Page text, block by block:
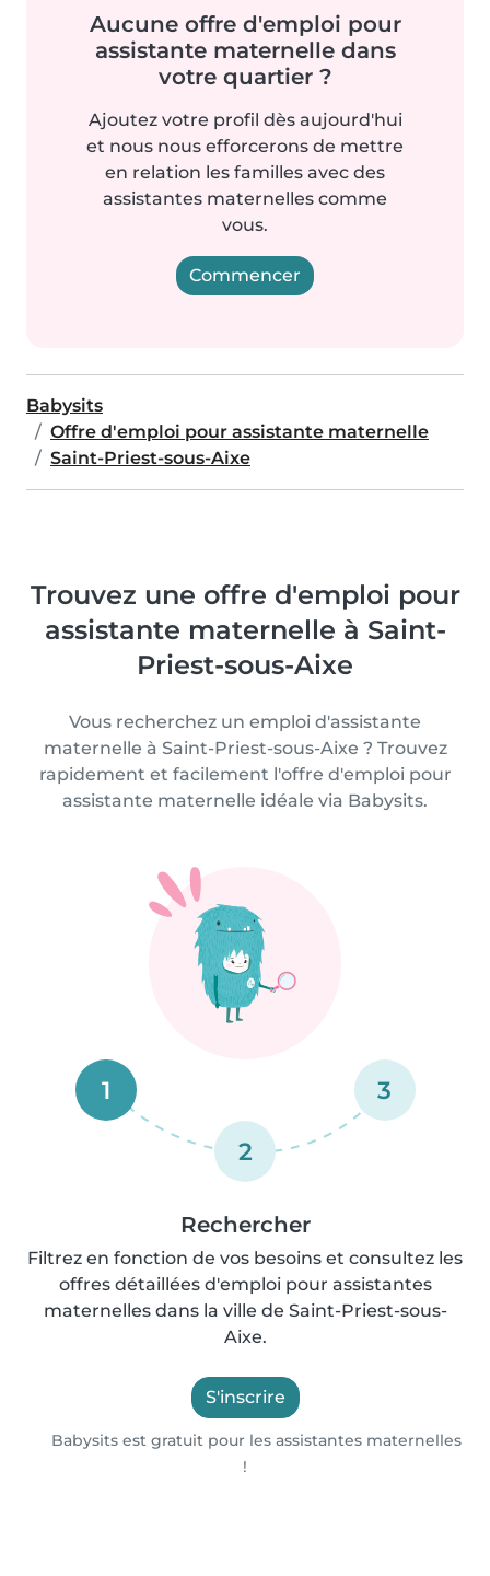
Aucune offre d'emploi pour
assistante maternelle dans
votre quartier ?
Ajoutez votre profil dès aujourd'hui
et nous nous efforcerons de mettre
en relation les familles avec des
assistantes maternelles comme
vous.
Commencer
Babysits
Offre d'emploi pour assistante maternelle
Saint-Priest-sous-Aixe
Trouvez une offre d'emploi pour
assistante maternelle à Saint-
Priest-sous-Aixe
Vous recherchez un emploi d'assistante
maternelle à Saint-Priest-sous-Aixe ? Trouvez
rapidement et facilement l'offre d'emploi pour
assistante maternelle idéale via Babysits.
1
2
3
Rechercher
Filtrez en fonction de vos besoins et consultez les
offres détaillées d'emploi pour assistantes
maternelles dans la ville de Saint-Priest-sous-
Aixe.
S'inscrire
Babysits est gratuit pour les assistantes maternelles
!